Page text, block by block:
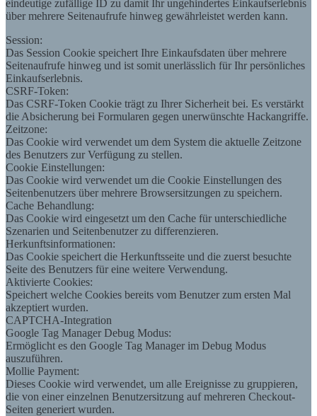
eindeutige zufällige ID zu damit Ihr ungehindertes Einkaufserlebnis
über mehrere Seitenaufrufe hinweg gewährleistet werden kann.
Session:
Das Session Cookie speichert Ihre Einkaufsdaten über mehrere
Seitenaufrufe hinweg und ist somit unerlässlich für Ihr persönliches
Einkaufserlebnis.
CSRF-Token:
Das CSRF-Token Cookie trägt zu Ihrer Sicherheit bei. Es verstärkt
die Absicherung bei Formularen gegen unerwünschte Hackangriffe.
Zeitzone:
Das Cookie wird verwendet um dem System die aktuelle Zeitzone
des Benutzers zur Verfügung zu stellen.
Cookie Einstellungen:
Das Cookie wird verwendet um die Cookie Einstellungen des
Seitenbenutzers über mehrere Browsersitzungen zu speichern.
Cache Behandlung:
Das Cookie wird eingesetzt um den Cache für unterschiedliche
Szenarien und Seitenbenutzer zu differenzieren.
Herkunftsinformationen:
Das Cookie speichert die Herkunftsseite und die zuerst besuchte
Seite des Benutzers für eine weitere Verwendung.
Aktivierte Cookies:
Speichert welche Cookies bereits vom Benutzer zum ersten Mal
akzeptiert wurden.
CAPTCHA-Integration
Google Tag Manager Debug Modus:
Ermöglicht es den Google Tag Manager im Debug Modus
auszuführen.
Mollie Payment:
Dieses Cookie wird verwendet, um alle Ereignisse zu gruppieren,
die von einer einzelnen Benutzersitzung auf mehreren Checkout-
Seiten generiert wurden.